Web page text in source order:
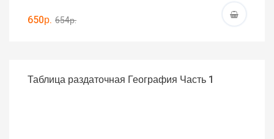
650р. 654р.
Таблица раздаточная География Часть 1